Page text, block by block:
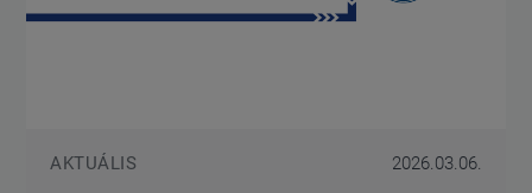
AKTUÁLIS 2026.03.06.